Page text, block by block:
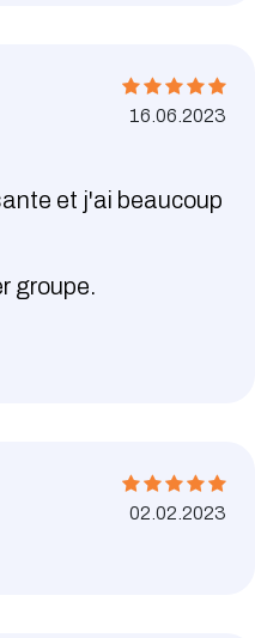
16.06.2023
et j'ai beaucoup
groupe.
02.02.2023